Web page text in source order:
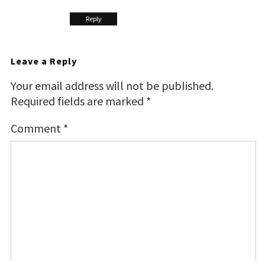
Reply
Leave a Reply
Your email address will not be published.
Required fields are marked *
Comment *